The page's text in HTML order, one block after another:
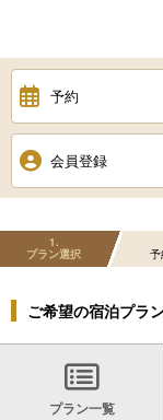
予約
会員登録
1
プラン選択
ご希望の宿泊プラ
プラン一覧